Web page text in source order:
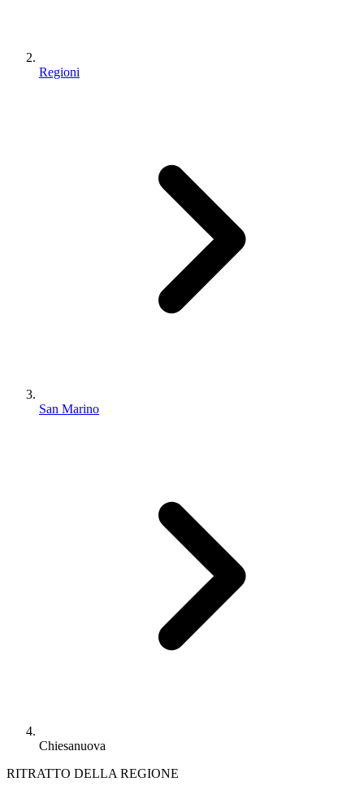
Regioni
San Marino
Chiesanuova
RITRATTO DELLA REGIONE